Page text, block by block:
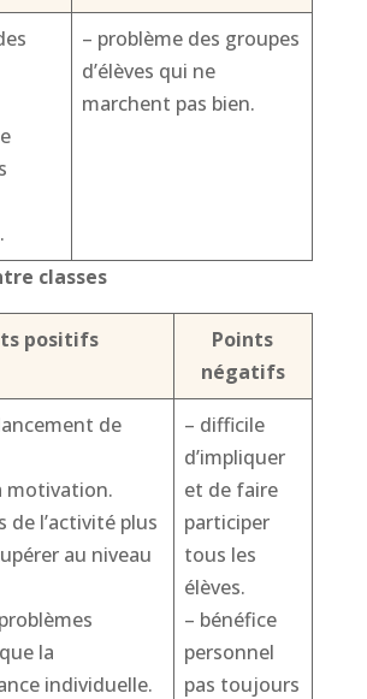
– problème des groupes
d’élèves qui ne
marchent pas bien.
classes
positifs
Points
négatifs
de
motivation.
de l’activité plus
au niveau
la
individuelle.
– difficile
d’impliquer
et de faire
participer
tous les
élèves.
– bénéfice
personnel
pas toujours